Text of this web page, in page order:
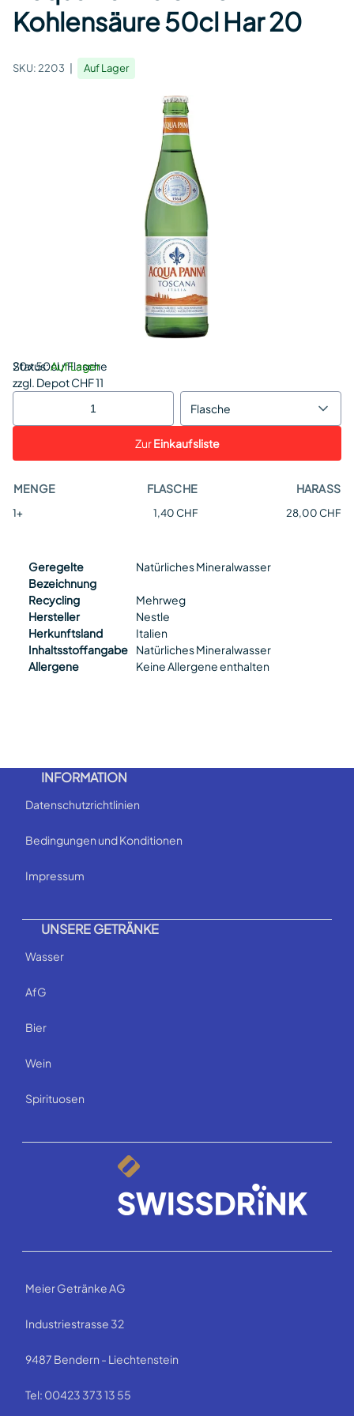
Kohlensäure 50cl Har 20
SKU:2203 Auf Lager
Status:Auf Lager
20 x 50cl / Flasche
zzgl. Depot CHF 11
Flasche
ZurEinkaufsliste
MENGE FLASCHE HARASS
1+ 1,40 CHF 28,00 CHF
Geregelte
Bezeichnung
Natürliches Mineralwasser
Recycling
Mehrweg
Hersteller
Nestle
Herkunftsland
Italien
Inhaltsstoffangabe
Natürliches Mineralwasser
Allergene
Keine Allergene enthalten
INFORMATION
Datenschutzrichtlinien
Bedingungen und Konditionen
Impressum
UNSERE GETRÄNKE
Wasser
AfG
Bier
Wein
Spirituosen
Meier Getränke AG
Industriestrasse 32
9487 Bendern - Liechtenstein
Tel: 00423 373 13 55